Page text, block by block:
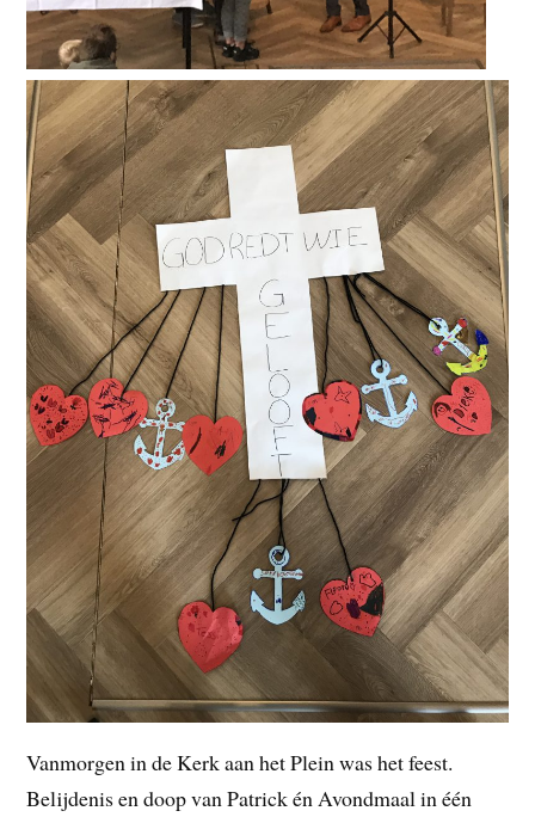
Vanmorgen in de Kerk aan het Plein was het feest.
Belijdenis en doop van Patrick én Avondmaal in één